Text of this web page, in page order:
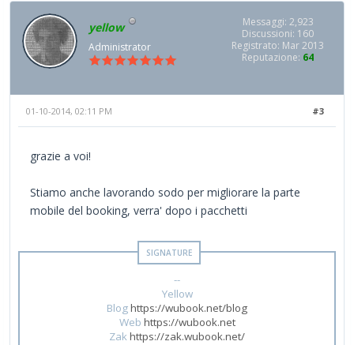
yellow
Administrator
Messaggi: 2,923
Discussioni: 160
Registrato: Mar 2013
Reputazione: 64
#3
01-10-2014, 02:11 PM
grazie a voi!
Stiamo anche lavorando sodo per migliorare la parte
mobile del booking, verra' dopo i pacchetti
--
Yellow
Bloghttps://wubook.net/blog
Web https://wubook.net
Zakhttps://zak.wubook.net/